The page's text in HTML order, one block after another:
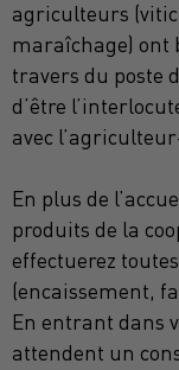
agriculteurs
maraîchage) ont
travers du poste
d’être
avec
En plus de
produits de la
effectuerez
(encaissement,
En entrant dans
attendent un